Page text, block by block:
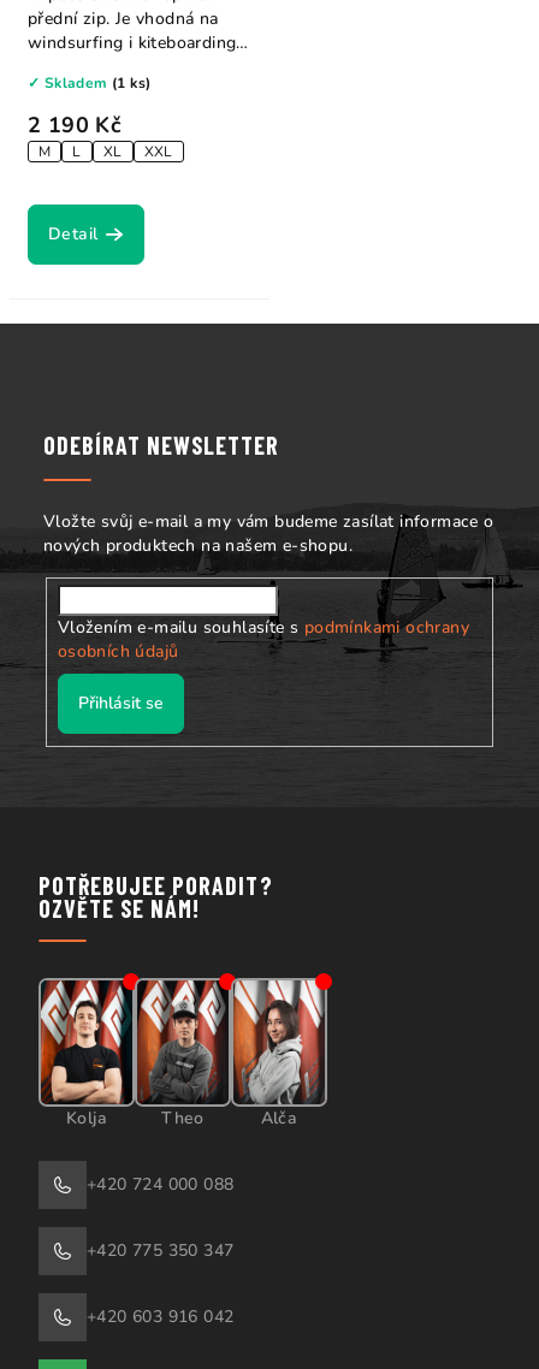
2 190 Kč
M L XL XXL
✓ Skladem (1 ks)
Detail
přední zip. Je vhodná na
windsurfing i kiteboarding.
ODEBÍRAT NEWSLETTER
Vložte svůj e-mail a my vám budeme zasílat informace o
nových produktech na našem e-shopu.
Vložením e-mailu souhlasíte s podmínkami ochrany
osobních údajů
Přihlásit se
POTŘEBUJEE PORADIT?
OZVĚTE SE NÁM!
Kolja Theo Alča
+420 724 000 088
+420 775 350 347
+420 603 916 042